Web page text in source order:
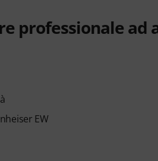
professionale ad
EW